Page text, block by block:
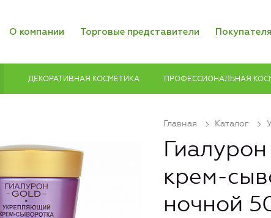
О компании Торговые представители
ДЕКОРАТИВНАЯ КОСМЕТИКА ПРОФЕССИОНАЛЬНАЯ
Главная Каталог
крем-
ночной